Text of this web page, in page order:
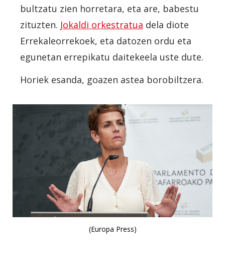
bultzatu zien horretara, eta are, babestu
zituzten. Jokaldi orkestratua dela diote
Errekaleorrekoek, eta datozen ordu eta
egunetan errepikatu daitekeela uste dute.
Horiek esanda, goazen astea borobiltzera.
(Europa Press)